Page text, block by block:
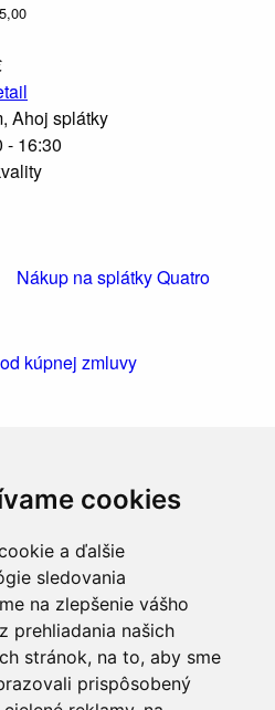
cookies
a ďalšie
sledovania
na zlepšenie vášho
prehliadania našich
stránok, na to, aby sme
prispôsobený
Ahoj splátky
- 16:30
Nákup na splátky Quatro
kúpnej zmluvy
osobných údajov
údajov
97901